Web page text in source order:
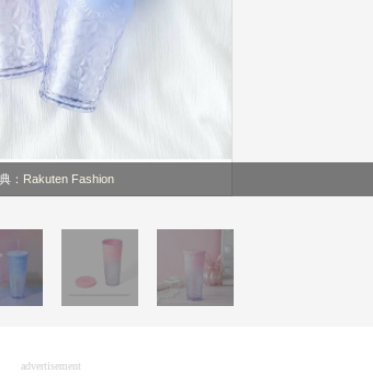
： Rakuten Fashion
advertisement